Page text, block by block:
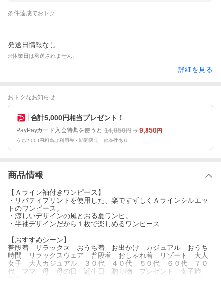
条件達成でおトク
発送日情報なし
※休業日は発送されません。
詳細を見る
おトクなお知らせ
合計5,000円相当プレゼント！
PayPayカード入会特典を使うと 14,850円 9,850円
うち2,000円相当は利用先・期間限定。他条件あり
商品情報
【Ａライン袖付きワンピース】
・リバティプリントを使用した、楽ですずしくＡラインシルエッ
トのワンピース。
・涼しいデザインの風とおる夏ワンピ。
・半袖デザインだから１枚で楽しめるワンピース
【おすすめシーン】
普段着 リラックス おうち着 お出かけ カジュアル おうち
時間 リラックスウェア 普段着 おしゃれ着 リゾート 大人
女子 大人カジュアル ３０代 ４０代 ５０代 ６０代 ７０
代 ママ 母 母の日 誕生日 贈り物 プレゼント 女子旅